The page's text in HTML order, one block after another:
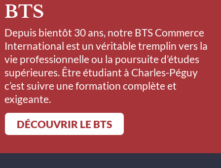
BTS
Depuis bientôt 30 ans, notre BTS Commerce
International est un véritable tremplin vers la
vie professionnelle ou la poursuite d’études
supérieures. Être étudiant à Charles-Péguy
c’est suivre une formation complète et
exigeante.
DÉCOUVRIR LE BTS